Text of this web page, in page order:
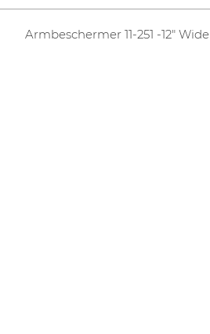
Armbeschermer 11-251 -12" Wide